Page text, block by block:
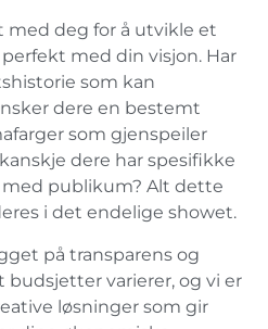
deg for å utvikle et
med din visjon. Har
som kan
dere en bestemt
som gjenspeiler
dere har spesifikke
publikum? Alt dette
i det endelige showet.
på transparens og
budsjetter varierer, og vi er
løsninger som gir